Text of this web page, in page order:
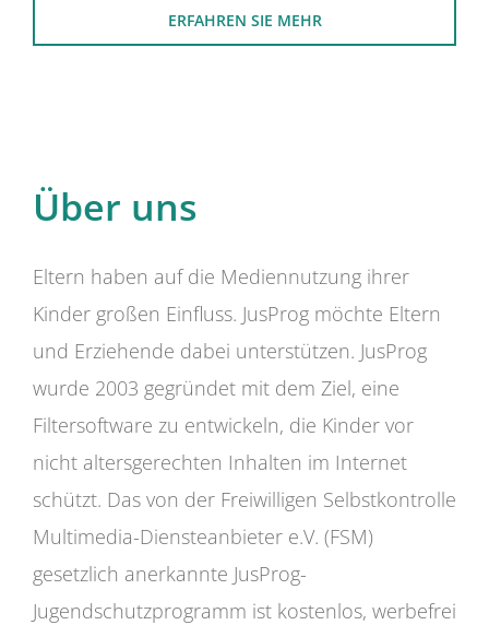
ERFAHREN SIE MEHR
Über uns
Eltern haben auf die Mediennutzung ihrer
Kinder großen Einfluss. JusProg möchte Eltern
und Erziehende dabei unterstützen. JusProg
wurde 2003 gegründet mit dem Ziel, eine
Filtersoftware zu entwickeln, die Kinder vor
nicht altersgerechten Inhalten im Internet
schützt. Das von der Freiwilligen Selbstkontrolle
Multimedia-Diensteanbieter e.V. (FSM)
gesetzlich anerkannte JusProg-
Jugendschutzprogramm ist kostenlos, werbefrei